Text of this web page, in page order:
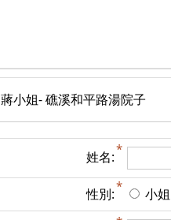
蔣小姐- 礁溪和平路湯院子
姓名:
性別: 小姐